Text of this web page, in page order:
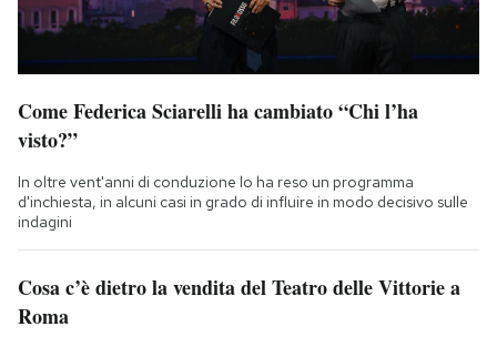
Come Federica Sciarelli ha cambiato “Chi l’ha
visto?”
In oltre vent'anni di conduzione lo ha reso un programma
d'inchiesta, in alcuni casi in grado di influire in modo decisivo sulle
indagini
Cosa c’è dietro la vendita del Teatro delle Vittorie a
Roma